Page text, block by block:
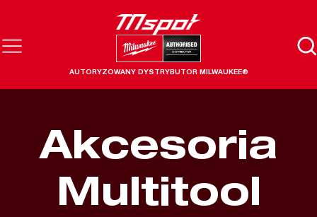
AUTORYZOWANY DYSTRYBUTOR MILWAUKEE®
Akcesoria
Multitool